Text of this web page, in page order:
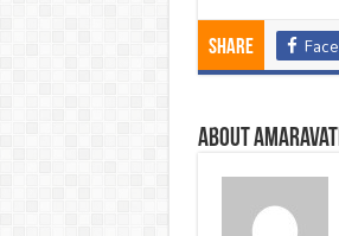
Share
About